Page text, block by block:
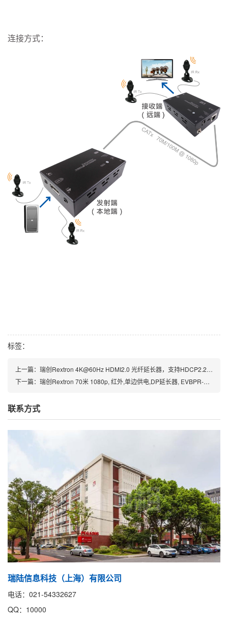
连接方式：
标签：
上一篇： 瑞创Rextron 4K@60Hz HDMI2.0 光纤延长器，支持HDCP2.2，FVXA1M-M46/M43
下一篇： 瑞创Rextron 70米 1080p, 红外,单边供电,DP延长器, EVBPR-M107
联系方式
瑞陆信息科技（上海）有限公司
电话：021-54332627
QQ：10000